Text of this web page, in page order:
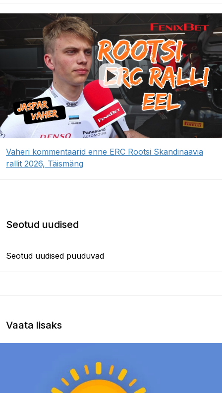
Vaheri kommentaarid enne ERC Rootsi Skandinaavia
rallit 2026, Täismäng
Seotud uudised
Seotud uudised puuduvad
Vaata lisaks